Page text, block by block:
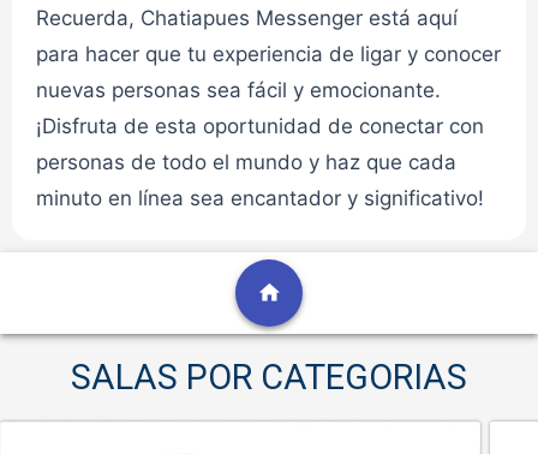
CHAT RELACIÓN 👮admin
Chat Relaciones 2✔
Recuerda, Chatiapues Messenger está aquí
para hacer que tu experiencia de ligar y conocer
nuevas personas sea fácil y emocionante.
¡Disfruta de esta oportunidad de conectar con
personas de todo el mundo y haz que cada
minuto en línea sea encantador y significativo!
home
SALAS POR CATEGORIAS